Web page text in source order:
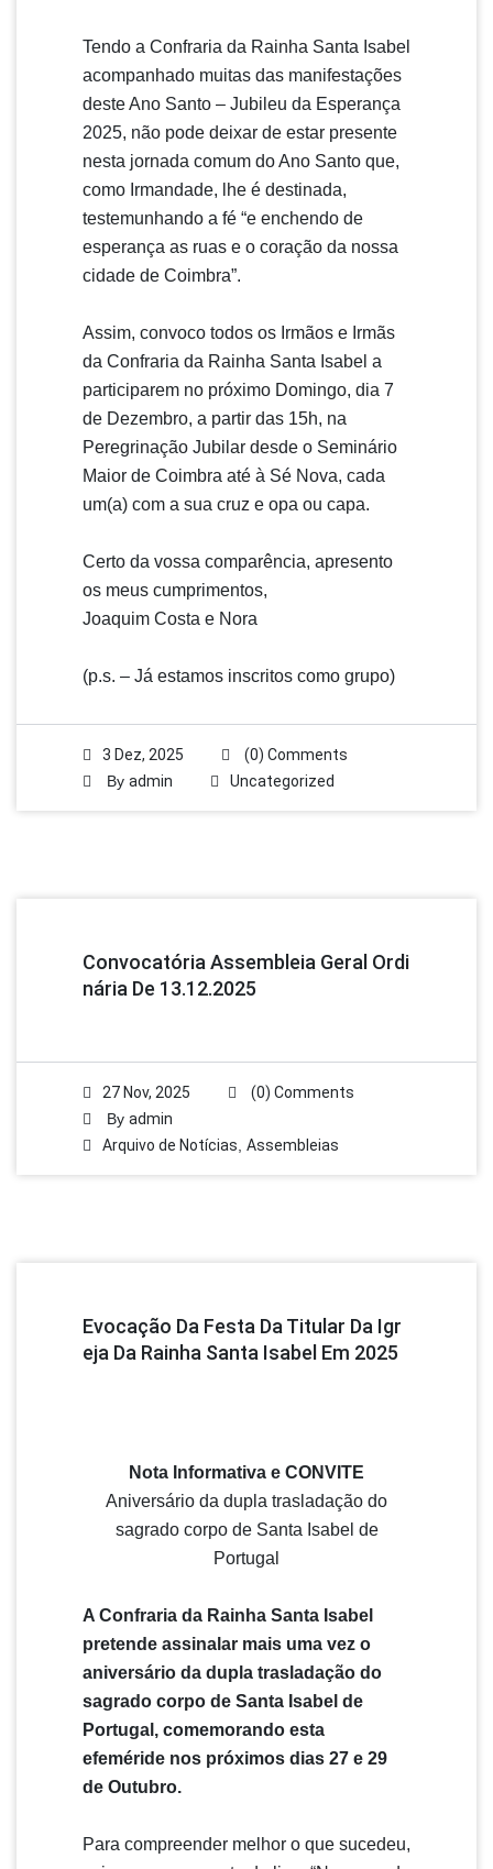
Tendo a Confraria da Rainha Santa Isabel
acompanhado muitas das manifestações
deste Ano Santo – Jubileu da Esperança
2025, não pode deixar de estar presente
nesta jornada comum do Ano Santo que,
como Irmandade, lhe é destinada,
testemunhando a fé “e enchendo de
esperança as ruas e o coração da nossa
cidade de Coimbra”.
Assim, convoco todos os Irmãos e Irmãs
da Confraria da Rainha Santa Isabel a
participarem no próximo Domingo, dia 7
de Dezembro, a partir das 15h, na
Peregrinação Jubilar desde o Seminário
Maior de Coimbra até à Sé Nova, cada
um(a) com a sua cruz e opa ou capa.
Certo da vossa comparência, apresento
os meus cumprimentos,
Joaquim Costa e Nora
(p.s. – Já estamos inscritos como grupo)
3 Dez, 2025
(0) Comments
By admin Uncategorized
Convocatória Assembleia Geral Ordi
Nária De 13.12.2025
27 Nov, 2025
(0) Comments
By admin
Arquivo de Notícias Assembleias
Evocação Da Festa Da Titular Da Igr
Eja Da Rainha Santa Isabel Em 2025
Nota Informativa e CONVITE
Aniversário da dupla trasladação do
sagrado corpo de Santa Isabel de
Portugal
A Confraria da Rainha Santa Isabel
pretende assinalar mais uma vez o
aniversário da dupla trasladação do
sagrado corpo de Santa Isabel de
Portugal, comemorando esta
efeméride nos próximos dias 27 e 29
de Outubro.
Para compreender melhor o que sucedeu,